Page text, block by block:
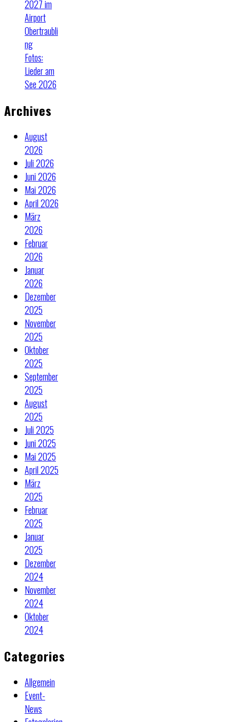
2027 im
Airport
Obertraubli
ng
Fotos:
Lieder am
See 2026
Archives
August
2026
Juli 2026
Juni 2026
Mai 2026
April 2026
März
2026
Februar
2026
Januar
2026
Dezember
2025
November
2025
Oktober
2025
September
2025
August
2025
Juli 2025
Juni 2025
Mai 2025
April 2025
März
2025
Februar
2025
Januar
2025
Dezember
2024
November
2024
Oktober
2024
Categories
Allgemein
Event-
News